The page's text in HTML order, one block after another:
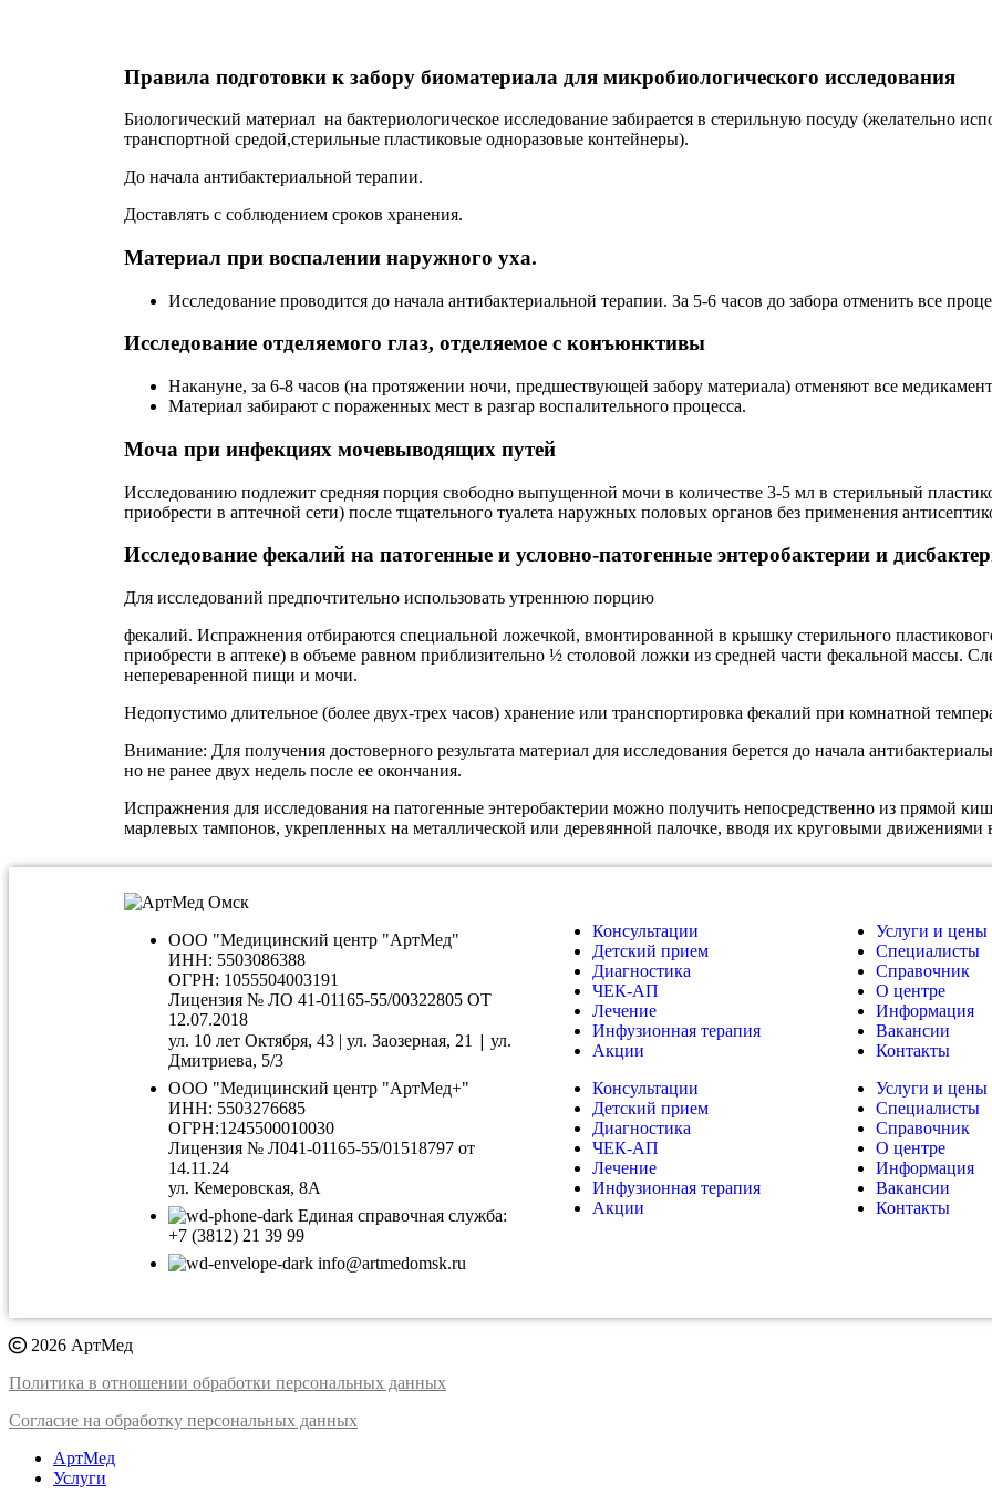
Правила подготовки к забору биоматериала для микробиологического исследования
Биологический материал на бактериологическое исследование забирается в стерильную посуду (желательно
транспортной средой,стерильные пластиковые одноразовые контейнеры).
До начала антибактериальной терапии.
Доставлять с соблюдением сроков хранения.
Материал при воспалении наружного уха.
Исследование проводится до начала антибактериальной терапии. За 5-6 часов до забора отменить все
Исследование отделяемого глаз, отделяемое с конъюнктивы
Накануне, за 6-8 часов (на протяжении ночи, предшествующей забору материала) отменяют все
Материал забирают с пораженных мест в разгар воспалительного процесса.
Моча при инфекциях мочевыводящих путей
Исследованию подлежит средняя порция свободно выпущенной мочи в количестве 3-5 мл в стерильный
приобрести в аптечной сети) после тщательного туалета наружных половых органов без применения
Исследование фекалий на патогенные и условно-патогенные энтеробактерии и
Для исследований предпочтительно использовать утреннюю порцию
фекалий. Испражнения отбираются специальной ложечкой, вмонтированной в крышку стерильного
приобрести в аптеке) в объеме равном приблизительно ½ столовой ложки из средней части фекальной массы.
непереваренной пищи и мочи.
Недопустимо длительное (более двух-трех часов) хранение или транспортировка фекалий при комнатной
Внимание: Для получения достоверного результата материал для исследования берется до начала
но не ранее двух недель после ее окончания.
Испражнения для исследования на патогенные энтеробактерии можно получить непосредственно из прямой
марлевых тампонов, укрепленных на металлической или деревянной палочке, вводя их круговыми
ООО "Медицинский центр "АртМед"
ИНН: 5503086388
ОГРН: 1055504003191
Лицензия № ЛО 41-01165-55/00322805 ОТ
12.07.2018
ул. 10 лет Октября, 43 | ул. Заозерная, 21 | ул.
Дмитриева, 5/3
ООО "Медицинский центр "АртМед+"
ИНН: 5503276685
ОГРН:1245500010030
Лицензия № Л041-01165-55/01518797 от
14.11.24
ул. Кемеровская, 8А
Единая справочная служба:
+7 (3812) 21 39 99
info@artmedomsk.ru
Консультации
Детский прием
Диагностика
ЧЕК-АП
Лечение
Инфузионная терапия
Акции
Консультации
Детский прием
Диагностика
ЧЕК-АП
Лечение
Инфузионная терапия
Акции
Услуги и цены
Специалисты
Справочник
О центре
Информация
Вакансии
Контакты
Услуги и цены
Специалисты
Справочник
О центре
Информация
Вакансии
Контакты
2026 АртМед
Политика в отношении обработки персональных данных
Согласие на обработку персональных данных
АртМед
Услуги